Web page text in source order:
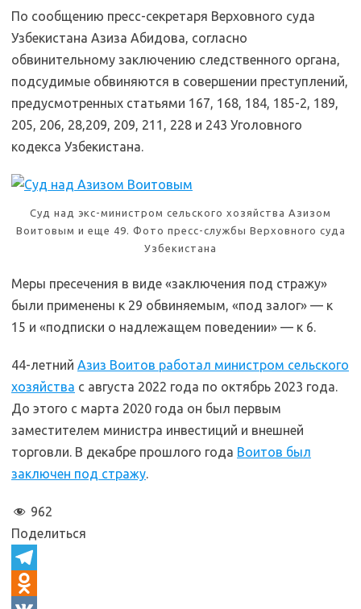
По сообщению пресс-секретаря Верховного суда
Узбекистана Азиза Абидова, согласно
обвинительному заключению следственного органа,
подсудимые обвиняются в совершении преступлений,
предусмотренных статьями 167, 168, 184, 185-2, 189,
205, 206, 28,209, 209, 211, 228 и 243 Уголовного
кодекса Узбекистана.
Суд над экс-министром сельского хозяйства Азизом
Воитовым и еще 49. Фото пресс-службы Верховного суда
Узбекистана
Меры пресечения в виде «заключения под стражу»
были применены к 29 обвиняемым, «под залог» — к
15 и «подписки о надлежащем поведении» — к 6.
44-летний Азиз Воитов работал министром сельского
хозяйства с августа 2022 года по октябрь 2023 года.
До этого с марта 2020 года он был первым
заместителем министра инвестиций и внешней
торговли. В декабре прошлого года Воитов был
заключен под стражу.
962
Поделиться
T